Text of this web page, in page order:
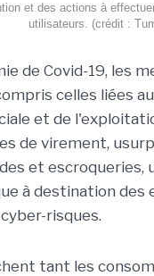
et des actions à
utilisateurs. (crédit :
de Covid-19, les
celles liées
et de
de virement,
et escroqueries,
à destination des
risques.
tant les